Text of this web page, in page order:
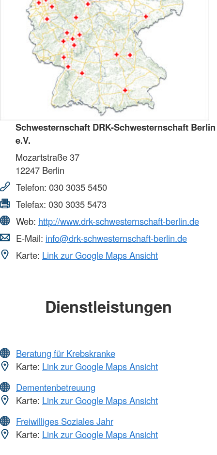
Schwesternschaft DRK-Schwesternschaft Berlin
e.V.
Mozartstraße 37
12247 Berlin
Telefon: 030 3035 5450
Telefax: 030 3035 5473
Web: http://www.drk-schwesternschaft-berlin.de
E-Mail: info@drk-schwesternschaft-berlin.de
Karte: Link zur Google Maps Ansicht
Dienstleistungen
Beratung für Krebskranke
Karte: Link zur Google Maps Ansicht
Dementenbetreuung
Karte: Link zur Google Maps Ansicht
Freiwilliges Soziales Jahr
Karte: Link zur Google Maps Ansicht